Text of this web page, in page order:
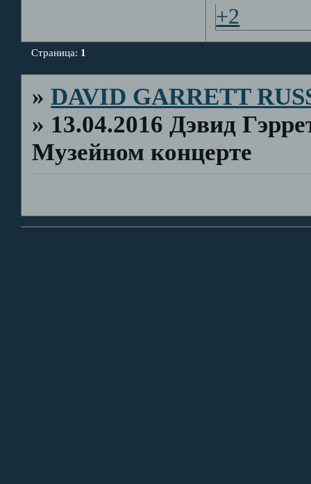
+2
Страница: 1
»DAVID GARRETT
» 13.04.2016 Дэвид
Музейном концерте